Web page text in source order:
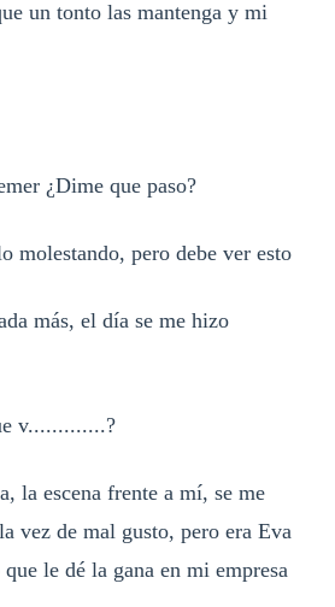
un tonto las mantenga y mi
¿Dime que paso?
molestando, pero debe ver esto
más, el día se me hizo
v.............?
la escena frente a mí, se me
vez de mal gusto, pero era Eva
le dé la gana en mi empresa